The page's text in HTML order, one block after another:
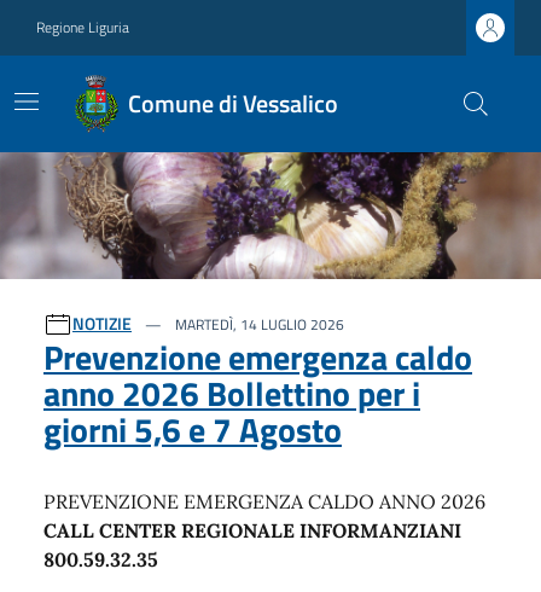
Regione Liguria
Comune di Vessalico
Ultime notizie
NOTIZIE MARTEDÌ, 14 LUGLIO 2026
Prevenzione emergenza caldo
anno 2026 Bollettino per i
giorni 5,6 e 7 Agosto
PREVENZIONE EMERGENZA CALDO ANNO 2026
CALL CENTER REGIONALE INFORMANZIANI
800.59.32.35